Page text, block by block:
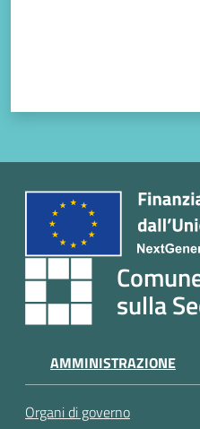
sulla
AMMINISTRAZIONE
Organi di governo